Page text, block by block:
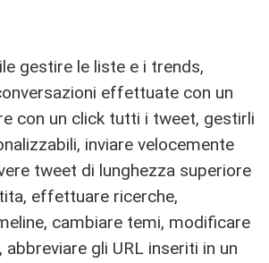
gestire le liste e i trends,
effettuate con un
con un click tutti i tweet, gestirli
inviare velocemente
tweet di lunghezza superiore
effettuare ricerche,
cambiare temi, modificare
gli URL inseriti in un